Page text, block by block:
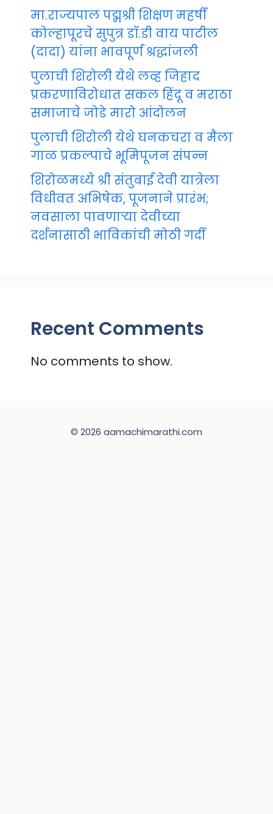
मा.राज्यपाल पद्मश्री शिक्षण महर्षी
कोल्हापूरचे सुपुत्र डॉ.डी वाय पाटील
(दादा) यांना भावपूर्ण श्रद्धांजली
पुलाची शिरोली येथे लव्ह जिहाद
प्रकरणाविरोधात सकल हिंदू व मराठा
समाजाचे जोडे मारो आंदोलन
पुलाची शिरोली येथे घनकचरा व मैला
गाळ प्रकल्पाचे भूमिपूजन संपन्न
शिरोळमध्ये श्री संतुबाई देवी यात्रेला
विधीवत अभिषेक, पूजनाने प्रारंभ;
नवसाला पावणाऱ्या देवीच्या
दर्शनासाठी भाविकांची मोठी गर्दी
Recent Comments
No comments to show.
© 2026 aamachimarathi.com